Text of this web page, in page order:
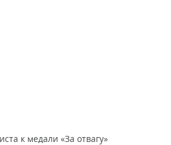
к медали «За отвагу»